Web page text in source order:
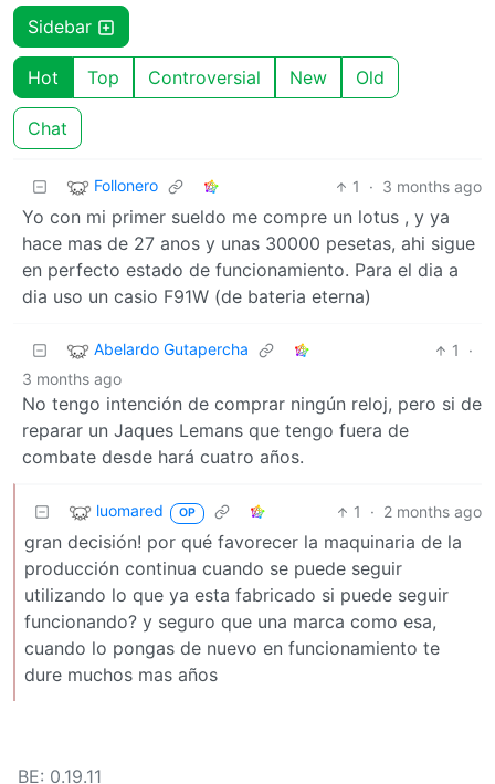
Sidebar
Hot Top Controversial New Old
Chat
Follonero 1 · 3 months ago
Yo con mi primer sueldo me compre un lotus , y ya
hace mas de 27 anos y unas 30000 pesetas, ahi sigue
en perfecto estado de funcionamiento. Para el dia a
dia uso un casio F91W (de bateria eterna)
Abelardo Gutapercha 1
·
3 months ago
No tengo intención de comprar ningún reloj, pero si de
reparar un Jaques Lemans que tengo fuera de
combate desde hará cuatro años.
luomared OP 1 · 2 months ago
gran decisión! por qué favorecer la maquinaria de la
producción continua cuando se puede seguir
utilizando lo que ya esta fabricado si puede seguir
funcionando? y seguro que una marca como esa,
cuando lo pongas de nuevo en funcionamiento te
dure muchos mas años
BE: 0.19.11